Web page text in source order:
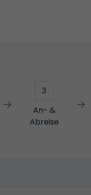
3
An- &
Abreise